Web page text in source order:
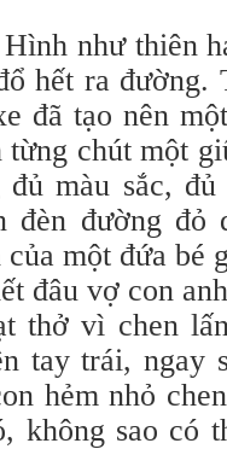
như thiên
hết ra đường.
đã tạo nên
chút một
đủ màu sắc,
đèn đường đỏ
của một đứa
đâu vợ con
thở vì chen
tay trái, ngay
hẻm nhỏ
không sao có